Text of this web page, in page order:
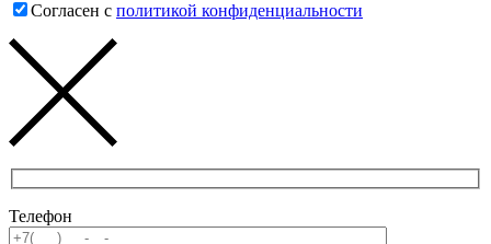
Согласен с политикой конфиденциальности
Телефон